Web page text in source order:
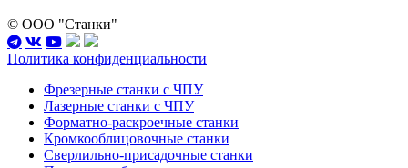
© ООО "Станки"
Политика конфиденциальности
Фрезерные станки с ЧПУ
Лазерные станки с ЧПУ
Форматно-раскроечные станки
Кромкооблицовочные станки
Сверлильно-присадочные станки